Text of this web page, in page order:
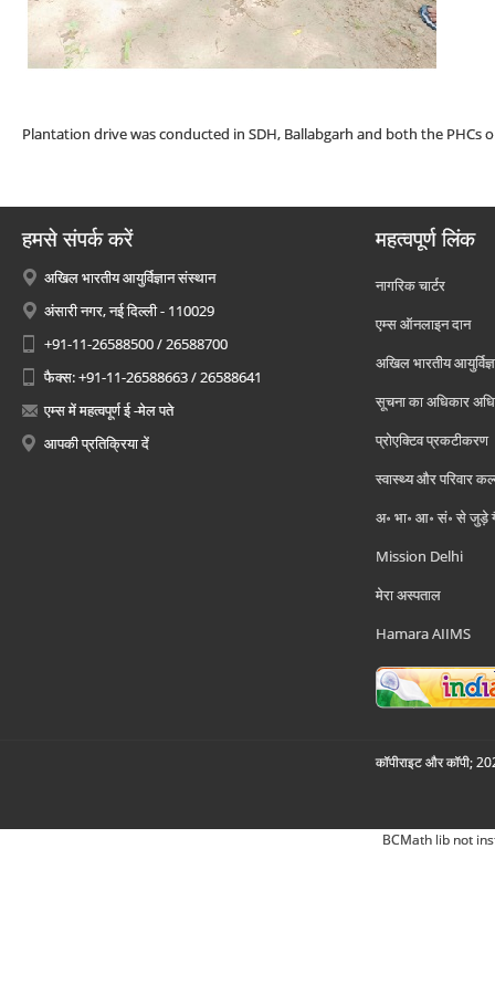
Plantation drive was conducted in SDH, Ballabgarh and both the PHCs
हमसे संपर्क करें
अखिल भारतीय आयुर्विज्ञान संस्थान
अंसारी नगर, नई दिल्ली - 110029
+91-11-26588500 / 26588700
फैक्स: +91-11-26588663 / 26588641
एम्स में महत्वपूर्ण ई -मेल पते
आपकी प्रतिक्रिया दें
महत्वपूर्ण लिंक
नागरिक चार्टर
एम्स ऑनलाइन दान
अखिल भारतीय
सूचना का अधिकार
प्रोएक्टिव प्रकटीकरण
स्वास्थ्य और परिवार
अ॰ भा॰ आ॰ सं॰ से जुड़े
Mission Delhi
मेरा अस्पताल
Hamara AIIMS
कॉपीराइट और कॉपी;
BCMath lib not